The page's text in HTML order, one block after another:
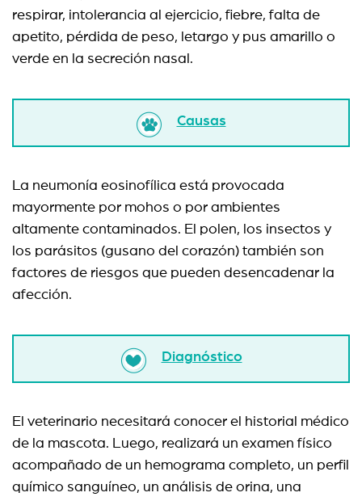
respirar, intolerancia al ejercicio, fiebre, falta de
apetito, pérdida de peso, letargo y pus amarillo o
verde en la secreción nasal.
Causas
La neumonía eosinofílica está provocada
mayormente por mohos o por ambientes
altamente contaminados. El polen, los insectos y
los parásitos (gusano del corazón) también son
factores de riesgos que pueden desencadenar la
afección.
Diagnóstico
El veterinario necesitará conocer el historial médico
de la mascota. Luego, realizará un examen físico
acompañado de un hemograma completo, un perfil
químico sanguíneo, un análisis de orina, una